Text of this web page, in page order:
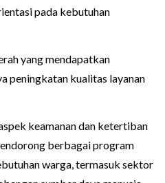
pada kebutuhan
yang mendapatkan
peningkatan kualitas layanan
keamanan dan ketertiban
berbagai program
warga, termasuk sektor